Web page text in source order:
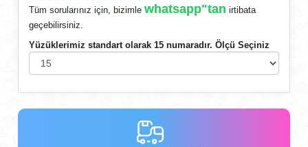
Tüm sorularınız için, bizimlewhatsapp"tan irtibata
geçebilirsiniz.
Yüzüklerimiz standart olarak 15 numaradır. Ölçü Seçiniz